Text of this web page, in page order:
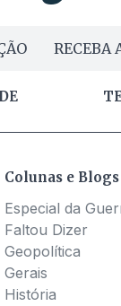
RECEBA
Colunas e Blogs
Especial da
Faltou Dizer
Geopolítica
Gerais
História